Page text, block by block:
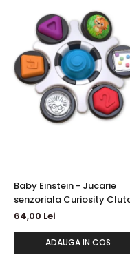
Baby Einstein - Jucarie
senzoriala Curiosity
Twist & Pop Rattle Teether
64,00 Lei
ADAUGA IN COS